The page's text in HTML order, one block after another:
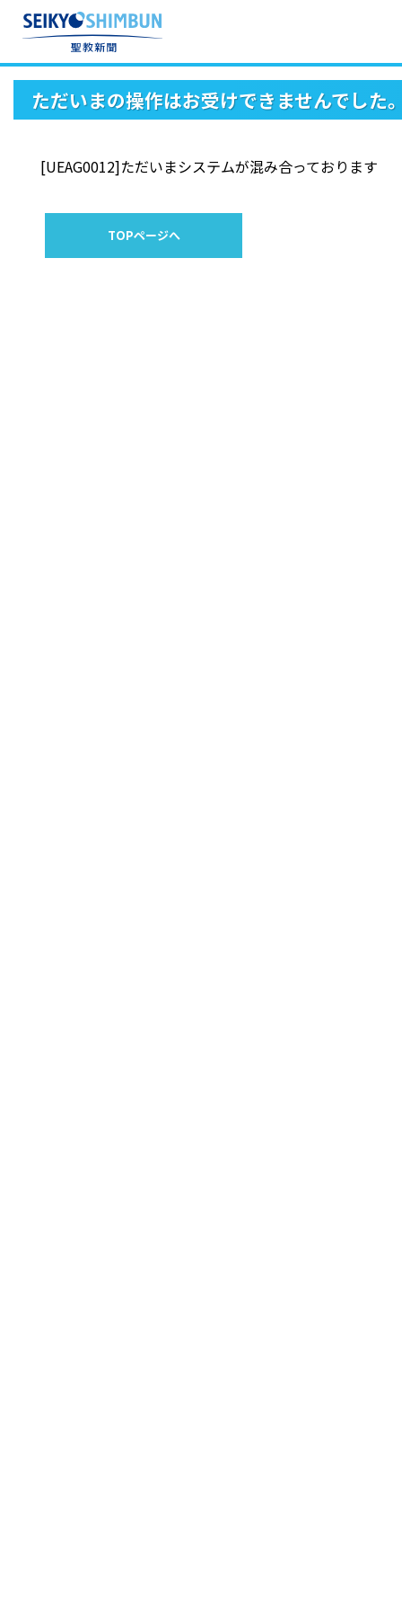
ただいまの操作はお受けできませんでした
[UEAG0012]ただいまシステムが混み合っております
TOPページへ